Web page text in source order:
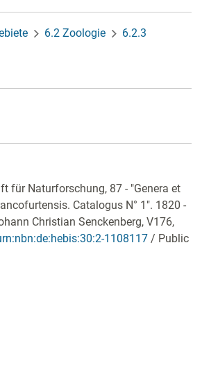
6.2 Zoologie
6.2.3
für Naturforschung, 87 - "Genera et
Catalogus N° 1". 1820 -
Christian Senckenberg, V176,
1108117 / Public